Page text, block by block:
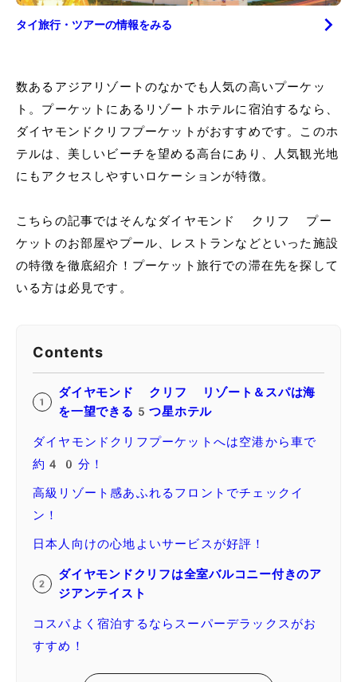
タイ旅行・ツアーの情報をみる
数あるアジアリゾートのなかでも人気の高いプーケッ
ト。プーケットにあるリゾートホテルに宿泊するなら、
ダイヤモンドクリフプーケットがおすすめです。このホ
テルは、美しいビーチを望める高台にあり、人気観光地
にもアクセスしやすいロケーションが特徴。
こちらの記事ではそんなダイヤモンド クリフ プー
ケットのお部屋やプール、レストランなどといった施設
の特徴を徹底紹介！プーケット旅行での滞在先を探して
いる方は必見です。
Contents
ダイヤモンド クリフ リゾート＆スパは海
を一望できる5つ星ホテル
ダイヤモンドクリフプーケットへは空港から車で
約40分！
高級リゾート感あふれるフロントでチェックイ
ン！
日本人向けの心地よいサービスが好評！
ダイヤモンドクリフは全室バルコニー付きのア
ジアンテイスト
コスパよく宿泊するならスーパーデラックスがお
すすめ！